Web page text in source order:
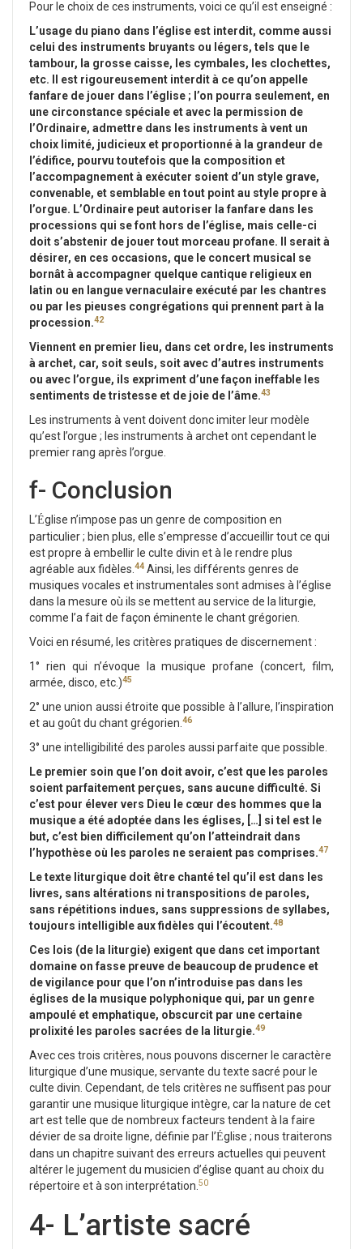
Pour le choix de ces instruments, voici ce qu’il est enseigné :
L’usage du piano dans l’église est interdit, comme aussi
celui des instruments bruyants ou légers, tels que le
tambour, la grosse caisse, les cymbales, les clochettes,
etc. Il est rigoureusement interdit à ce qu’on appelle
fanfare de jouer dans l’église ; l’on pourra seulement, en
une circonstance spéciale et avec la permission de
l’Ordinaire, admettre dans les instruments à vent un
choix limité, judicieux et proportionné à la grandeur de
l’édifice, pourvu toutefois que la composition et
l’accompagnement à exécuter soient d’un style grave,
convenable, et semblable en tout point au style propre à
l’orgue. L’Ordinaire peut autoriser la fanfare dans les
processions qui se font hors de l’église, mais celle-ci
doit s’abstenir de jouer tout morceau profane. Il serait à
désirer, en ces occasions, que le concert musical se
bornât à accompagner quelque cantique religieux en
latin ou en langue vernaculaire exécuté par les chantres
ou par les pieuses congrégations qui prennent part à la
procession.42
Viennent en premier lieu, dans cet ordre, les instruments
à archet, car, soit seuls, soit avec d’autres instruments
ou avec l’orgue, ils expriment d’une façon ineffable les
sentiments de tristesse et de joie de l’âme.43
Les instruments à vent doivent donc imiter leur modèle
qu’est l’orgue ; les instruments à archet ont cependant le
premier rang après l’orgue.
f- Conclusion
L’Église n’impose pas un genre de composition en
particulier ; bien plus, elle s’empresse d’accueillir tout ce qui
est propre à embellir le culte divin et à le rendre plus
agréable aux fidèles. 44 Ainsi, les différents genres de
musiques vocales et instrumentales sont admises à l’église
dans la mesure où ils se mettent au service de la liturgie,
comme l’a fait de façon éminente le chant grégorien.
Voici en résumé, les critères pratiques de discernement :
1° rien qui n’évoque la musique profane (concert, film,
armée, disco, etc.)45
2° une union aussi étroite que possible à l’allure, l’inspiration
et au goût du chant grégorien. 46
3° une intelligibilité des paroles aussi parfaite que possible.
Le premier soin que l’on doit avoir, c’est que les paroles
soient parfaitement perçues, sans aucune difficulté. Si
c’est pour élever vers Dieu le cœur des hommes que la
musique a été adoptée dans les églises, […] si tel est le
but, c’est bien difficilement qu’on l’atteindrait dans
l’hypothèse où les paroles ne seraient pas comprises.47
Le texte liturgique doit être chanté tel qu’il est dans les
livres, sans altérations ni transpositions de paroles,
sans répétitions indues, sans suppressions de syllabes,
toujours intelligible aux fidèles qui l’écoutent.48
Ces lois (de la liturgie) exigent que dans cet important
domaine on fasse preuve de beaucoup de prudence et
de vigilance pour que l’on n’introduise pas dans les
églises de la musique polyphonique qui, par un genre
ampoulé et emphatique, obscurcit par une certaine
prolixité les paroles sacrées de la liturgie.49
Avec ces trois critères, nous pouvons discerner le caractère
liturgique d’une musique, servante du texte sacré pour le
culte divin. Cependant, de tels critères ne suffisent pas pour
garantir une musique liturgique intègre, car la nature de cet
art est telle que de nombreux facteurs tendent à la faire
dévier de sa droite ligne, définie par l’Église ; nous traiterons
dans un chapitre suivant des erreurs actuelles qui peuvent
altérer le jugement du musicien d’église quant au choix du
répertoire et à son interprétation. 50
4- L’artiste sacré